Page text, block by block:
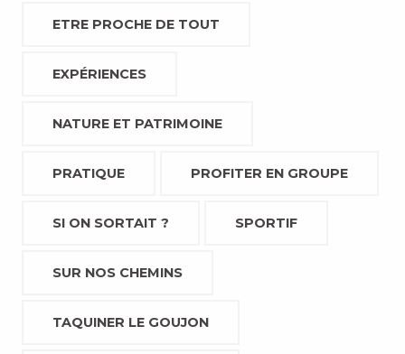
ETRE PROCHE DE TOUT
EXPÉRIENCES
NATURE ET PATRIMOINE
PRATIQUE PROFITER EN GROUPE
SI ON SORTAIT ? SPORTIF
SUR NOS CHEMINS
TAQUINER LE GOUJON